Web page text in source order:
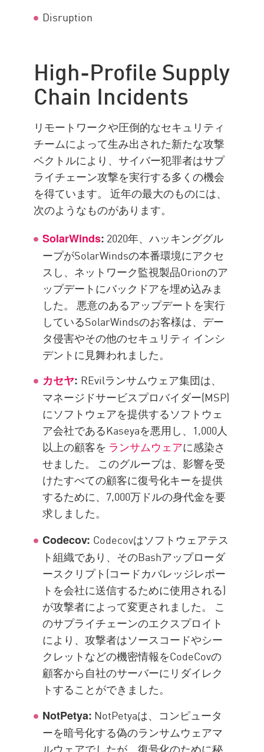
Disruption
High-Profile Supply
Chain Incidents
リモートワークや圧倒的なセキュリティ
チームによって生み出された新たな攻撃
ベクトルにより、サイバー犯罪者はサプ
ライチェーン攻撃を実行する多くの機会
を得ています。 近年の最大のものには、
次のようなものがあります。
SolarWinds: 2020年、ハッキンググル
ープがSolarWindsの本番環境にアクセ
スし、ネットワーク監視製品Orionのア
ップデートにバックドアを埋め込みま
した。 悪意のあるアップデートを実行
しているSolarWindsのお客様は、デー
タ侵害やその他のセキュリティ インシ
デントに見舞われました。
カセヤ: REvilランサムウェア集団は、
マネージドサービスプロバイダー(MSP)
にソフトウェアを提供するソフトウェ
ア会社であるKaseyaを悪用し、1,000人
以上の顧客を ランサムウェアに感染さ
せました。 このグループは、影響を受
けたすべての顧客に復号化キーを提供
するために、7,000万ドルの身代金を要
求しました。
Codecov: Codecovはソフトウェアテス
ト組織であり、そのBashアップローダ
ースクリプト(コードカバレッジレポー
トを会社に送信するために使用される)
が攻撃者によって変更されました。 こ
のサプライチェーンのエクスプロイト
により、攻撃者はソースコードやシー
クレットなどの機密情報をCodeCovの
顧客から自社のサーバーにリダイレク
トすることができました。
NotPetya: NotPetyaは、コンピュータ
ーを暗号化する偽のランサムウェアマ
ルウェアでしたが、復号化のために秘